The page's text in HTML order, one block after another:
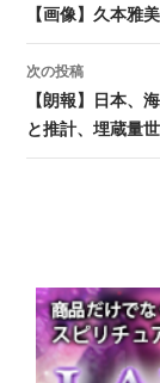
投稿ナ
【画像】久本雅
次の投稿
【朗報】日本、
と推計、埋蔵量